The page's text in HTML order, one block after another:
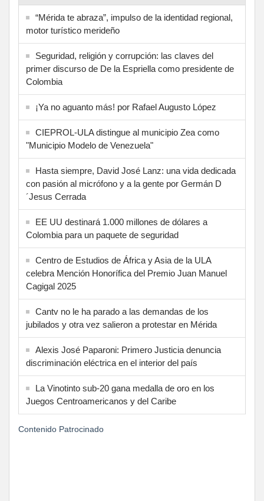
“Mérida te abraza”, impulso de la identidad regional,
motor turístico merideño
Seguridad, religión y corrupción: las claves del
primer discurso de De la Espriella como presidente de
Colombia
¡Ya no aguanto más! por Rafael Augusto López
CIEPROL-ULA distingue al municipio Zea como
"Municipio Modelo de Venezuela"
Hasta siempre, David José Lanz: una vida dedicada
con pasión al micrófono y a la gente por Germán D
´Jesus Cerrada
EE UU destinará 1.000 millones de dólares a
Colombia para un paquete de seguridad
Centro de Estudios de África y Asia de la ULA
celebra Mención Honorífica del Premio Juan Manuel
Cagigal 2025
Cantv no le ha parado a las demandas de los
jubilados y otra vez salieron a protestar en Mérida
Alexis José Paparoni: Primero Justicia denuncia
discriminación eléctrica en el interior del país
La Vinotinto sub-20 gana medalla de oro en los
Juegos Centroamericanos y del Caribe
Contenido Patrocinado